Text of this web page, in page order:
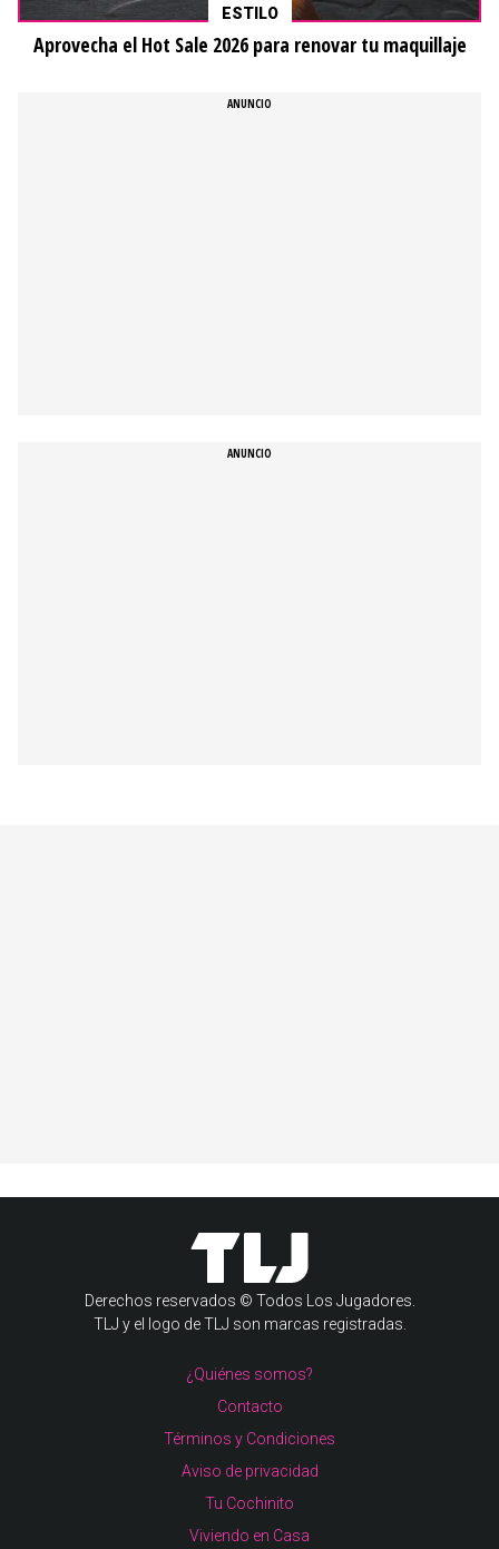
ESTILO
Aprovecha el Hot Sale 2026 para renovar tu maquillaje
Derechos reservados © Todos Los Jugadores.
TLJ y el logo de TLJ son marcas registradas.
¿Quiénes somos?
Contacto
Términos y Condiciones
Aviso de privacidad
Tu Cochinito
Viviendo en Casa